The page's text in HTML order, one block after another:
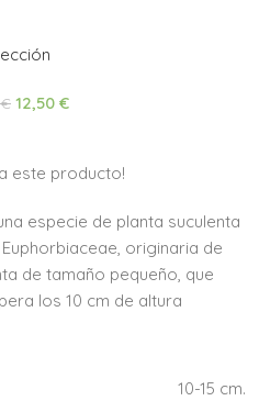
€ 12,50 €
este producto!
especie de planta suculenta
originaria de
de tamaño pequeño, que
los 10 cm de altura
10-15 cm.